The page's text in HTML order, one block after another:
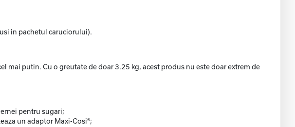
in pachetul caruciorului).
mai putin. Cu o greutate de doar 3.25 kg, acest produs nu este doar extrem de
pentru sugari;
un adaptor Maxi-Cosi®;